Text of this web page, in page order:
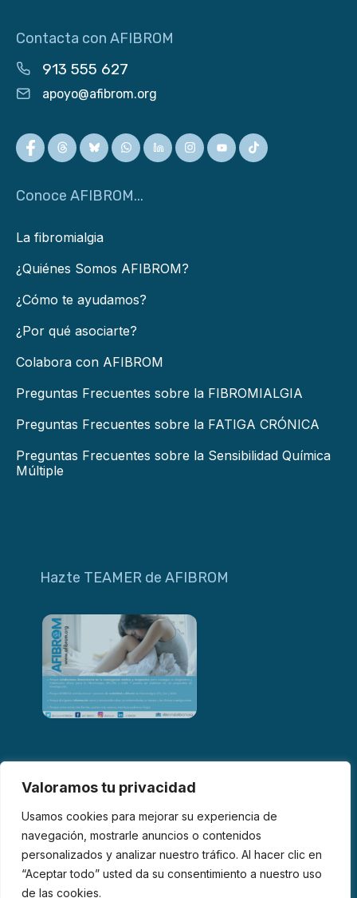
Valoramos tu privacidad
Usamos cookies para mejorar su experiencia de
navegación, mostrarle anuncios o contenidos
personalizados y analizar nuestro tráfico. Al hacer clic en
“Aceptar todo” usted da su consentimiento a nuestro uso
de las cookies.
Contacta con AFIBROM
913 555 627
apoyo@afibrom.org
Conoce AFIBROM...
La fibromialgia
¿Quiénes Somos AFIBROM?
¿Cómo te ayudamos?
¿Por qué asociarte?
Colabora con AFIBROM
Preguntas Frecuentes sobre la FIBROMIALGIA
Preguntas Frecuentes sobre la FATIGA CRÓNICA
Preguntas Frecuentes sobre la Sensibilidad Química
Múltiple
Hazte TEAMER de AFIBROM
© 2026 AFIBROM. Todos los derechos reservados.